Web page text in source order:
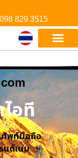
098 829 3515
อที
ศัพท์มือถือ
นด์เนม